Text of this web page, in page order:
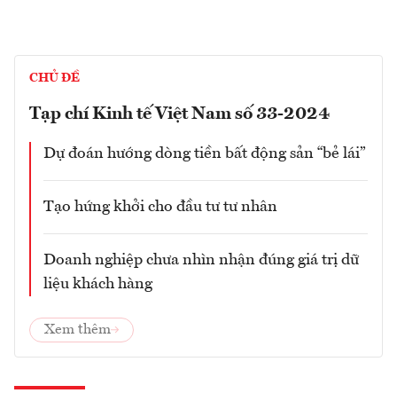
CHỦ ĐỀ
Tạp chí Kinh tế Việt Nam số 33-2024
Dự đoán hướng dòng tiền bất động sản “bẻ lái”
Tạo hứng khởi cho đầu tư tư nhân
Doanh nghiệp chưa nhìn nhận đúng giá trị dữ
liệu khách hàng
Xem thêm